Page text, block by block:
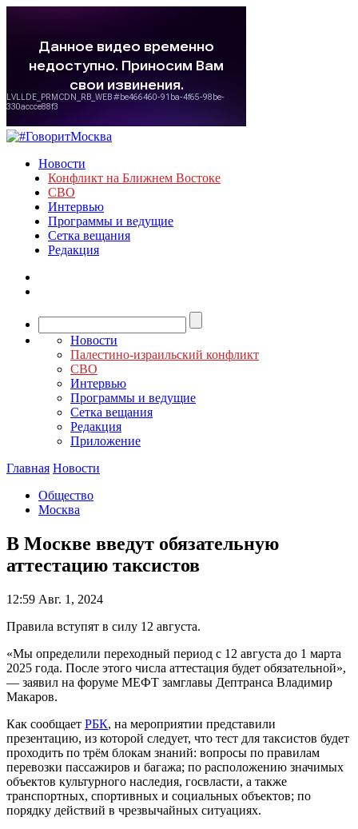
Новости
Конфликт на Ближнем Востоке
СВО
Интервью
Программы и ведущие
Сетка вещания
Редакция
Новости
Палестино-израильский конфликт
СВО
Интервью
Программы и ведущие
Сетка вещания
Редакция
Приложение
Главная Новости
Общество
Москва
В Москве введут обязательную
аттестацию таксистов
12:59 Авг. 1, 2024
Правила вступят в силу 12 августа.
«Мы определили переходный период с 12 августа до 1 марта
2025 года. После этого числа аттестация будет обязательной»,
— заявил на форуме МЕФТ замглавы Дептранса Владимир
Макаров.
Как сообщает РБК, на мероприятии представили
презентацию, из которой следует, что тест для таксистов будет
проходить по трём блокам знаний: вопросы по правилам
перевозки пассажиров и багажа; по расположению значимых
объектов культурного наследия, госвласти, а также
транспортных, спортивных и социальных объектов; по
порядку действий в чрезвычайных ситуациях.